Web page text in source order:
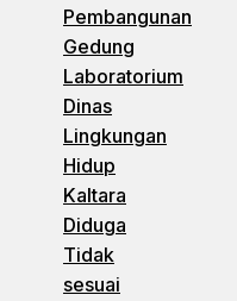
Pembangunan
Gedung
Laboratorium
Dinas
Lingkungan
Hidup
Kaltara
Diduga
Tidak
sesuai